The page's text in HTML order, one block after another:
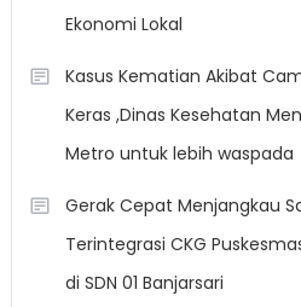
Ekonomi Lokal
Kasus Kematian Akibat
Keras ,Dinas Kesehatan
Metro untuk lebih waspada
Gerak Cepat Menjangkau
Terintegrasi CKG
di SDN 01 Banjarsari